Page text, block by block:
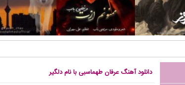
دانلود آهنگ عرفان طهماسبی با نام دلگیر